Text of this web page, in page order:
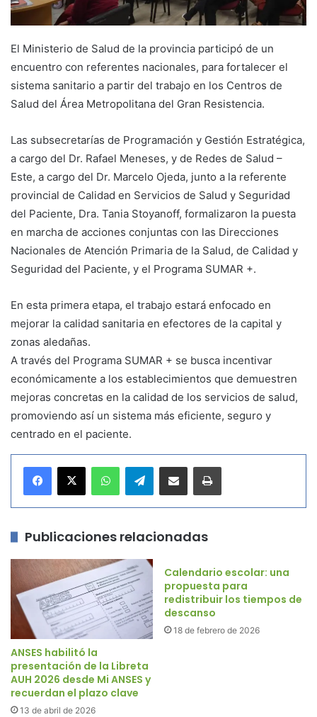
El Ministerio de Salud de la provincia participó de un
encuentro con referentes nacionales, para fortalecer el
sistema sanitario a partir del trabajo en los Centros de
Salud del Área Metropolitana del Gran Resistencia.
Las subsecretarías de Programación y Gestión Estratégica,
a cargo del Dr. Rafael Meneses, y de Redes de Salud –
Este, a cargo del Dr. Marcelo Ojeda, junto a la referente
provincial de Calidad en Servicios de Salud y Seguridad
del Paciente, Dra. Tania Stoyanoff, formalizaron la puesta
en marcha de acciones conjuntas con las Direcciones
Nacionales de Atención Primaria de la Salud, de Calidad y
Seguridad del Paciente, y el Programa SUMAR +.
En esta primera etapa, el trabajo estará enfocado en
mejorar la calidad sanitaria en efectores de la capital y
zonas aledañas.
A través del Programa SUMAR + se busca incentivar
económicamente a los establecimientos que demuestren
mejoras concretas en la calidad de los servicios de salud,
promoviendo así un sistema más eficiente, seguro y
centrado en el paciente.
Telegram
Publicaciones relacionadas
ANSES habilitó la
presentación de la Libreta
AUH 2026 desde Mi ANSES y
recuerdan el plazo clave
13 de abril de 2026
Calendario escolar: una
propuesta para
redistribuir los tiempos de
descanso
18 de febrero de 2026